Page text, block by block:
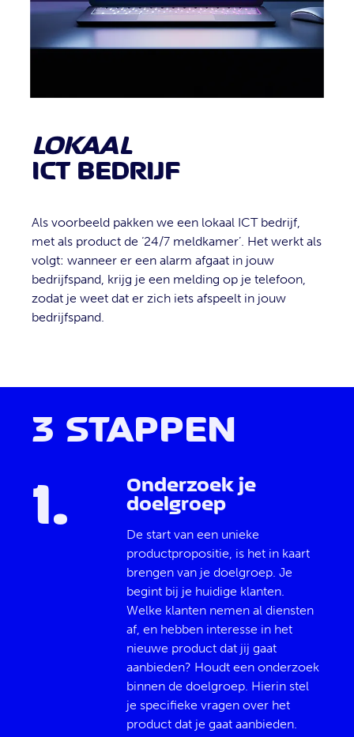
LOKAAL
ICT BEDRIJF
Als voorbeeld pakken we een lokaal ICT bedrijf,
met als product de ‘24/7 meldkamer’. Het werkt als
volgt: wanneer er een alarm afgaat in jouw
bedrijfspand, krijg je een melding op je telefoon,
zodat je weet dat er zich iets afspeelt in jouw
bedrijfspand.
3 STAPPEN
1. Onderzoek je
doelgroep
De start van een unieke
productpropositie, is het in kaart
brengen van je doelgroep. Je
begint bij je huidige klanten.
Welke klanten nemen al diensten
af, en hebben interesse in het
nieuwe product dat jij gaat
aanbieden? Houdt een onderzoek
binnen de doelgroep. Hierin stel
je specifieke vragen over het
product dat je gaat aanbieden.